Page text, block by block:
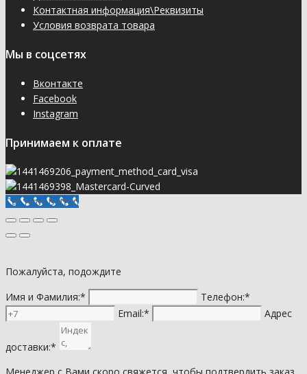
Контактная информация\Реквизиты
Условия возврата товара
Мы в соцсетях
Вконтакте
Facebook
Instagram
Принимаем к оплате
Call Now Button
Пожалуйста, подождите
Имя и Фамилия:*
Телефон:*
Email:*
Адрес
доставки:*